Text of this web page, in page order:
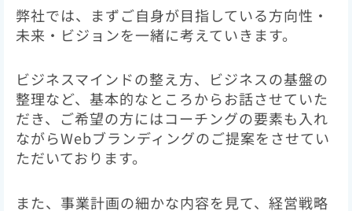
弊社では、まずご自身が目指している方向性・
未来・ビジョンを一緒に考えていきます。
ビジネスマインドの整え方、ビジネスの基盤の
整理など、基本的なところからお話させていた
だき、ご希望の方にはコーチングの要素も入れ
ながらWebブランディングのご提案をさせてい
ただいております。
また、事業計画の細かな内容を見て、経営戦略